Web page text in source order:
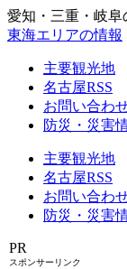
愛知・三重・岐
東海エリアの情報
主要観光地
名古屋RSS
お問い合わ
防災・災害
主要観光地
名古屋RSS
お問い合わ
防災・災害
PR
スポンサーリンク